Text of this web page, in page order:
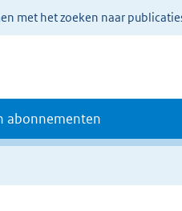
met het zoeken naar
abonnementen